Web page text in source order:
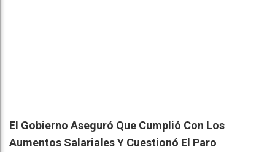
El Gobierno Aseguró Que Cumplió Con Los
Aumentos Salariales Y Cuestionó El Paro